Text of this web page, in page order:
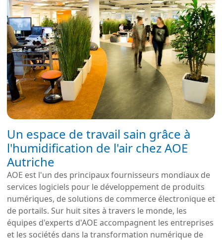
Un espace de travail sain grâce à
l'humidification de l'air chez AOE
Autriche
AOE est l'un des principaux fournisseurs mondiaux de
services logiciels pour le développement de produits
numériques, de solutions de commerce électronique et
de portails. Sur huit sites à travers le monde, les
équipes d'experts d'AOE accompagnent les entreprises
et les sociétés dans la transformation numérique de